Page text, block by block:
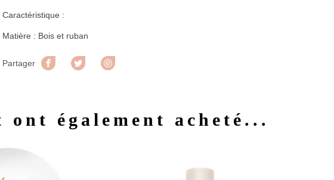
Caractéristique :
Matière : Bois et ruban
Partager Partager Tweet
également acheté...